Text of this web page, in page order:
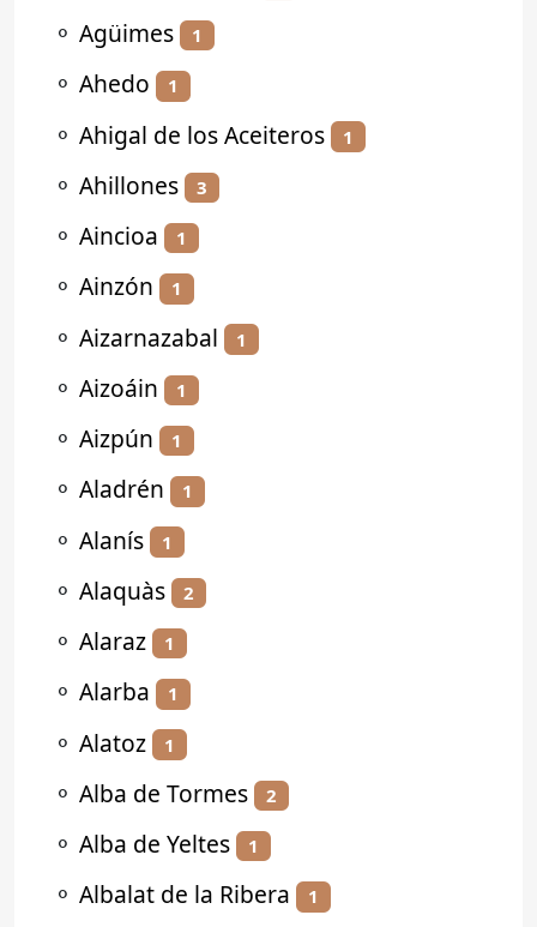
⚬ Agüimes 1
⚬ Ahedo 1
⚬ Ahigal de los Aceiteros 1
⚬ Ahillones 3
⚬ Aincioa 1
⚬ Ainzón 1
⚬ Aizarnazabal 1
⚬ Aizoáin 1
⚬ Aizpún 1
⚬ Aladrén 1
⚬ Alanís 1
⚬ Alaquàs 2
⚬ Alaraz 1
⚬ Alarba 1
⚬ Alatoz 1
⚬ Alba de Tormes 2
⚬ Alba de Yeltes 1
⚬ Albalat de la Ribera 1